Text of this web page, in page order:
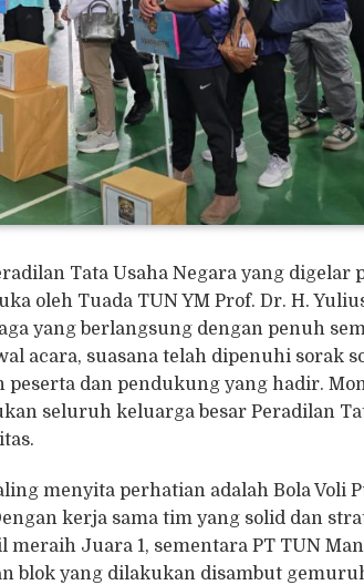
Tata Usaha Negara yang digelar
oleh Tuada TUN YM Prof. Dr. H.
yang berlangsung dengan penuh
acara, suasana telah dipenuhi sorak
peserta dan pendukung yang hadir.
seluruh keluarga besar Peradilan
menyita perhatian adalah Bola Voli
kerja sama tim yang solid dan
meraih Juara 1, sementara PT TUN
blok yang dilakukan disambut